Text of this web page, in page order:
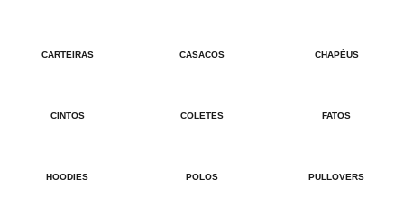
CARTEIRAS CASACOS CHAPÉUS
CINTOS COLETES FATOS
HOODIES POLOS PULLOVERS